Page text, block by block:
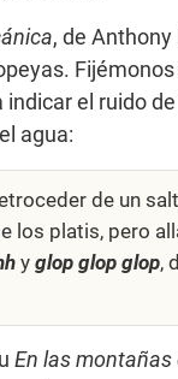
, de
el ruido de
agua:
de un
los platis, pero
y glop glop glop,
En las montañas